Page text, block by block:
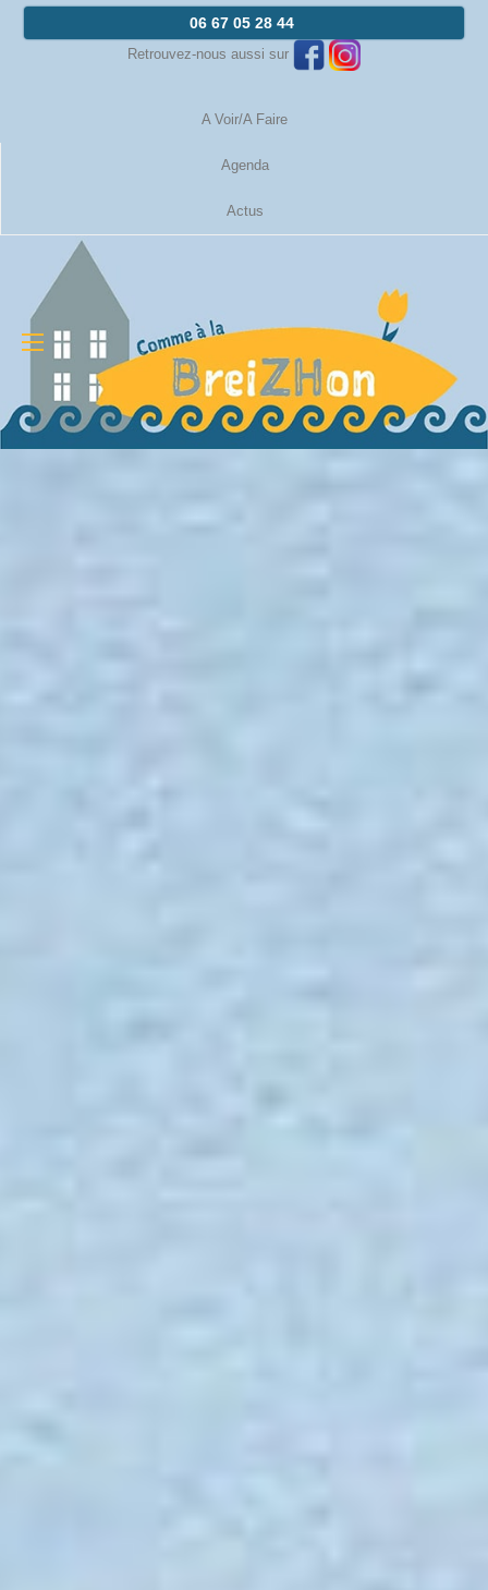
06 67 05 28 44
Retrouvez-nous aussi sur
A Voir/A Faire
Agenda
Actus